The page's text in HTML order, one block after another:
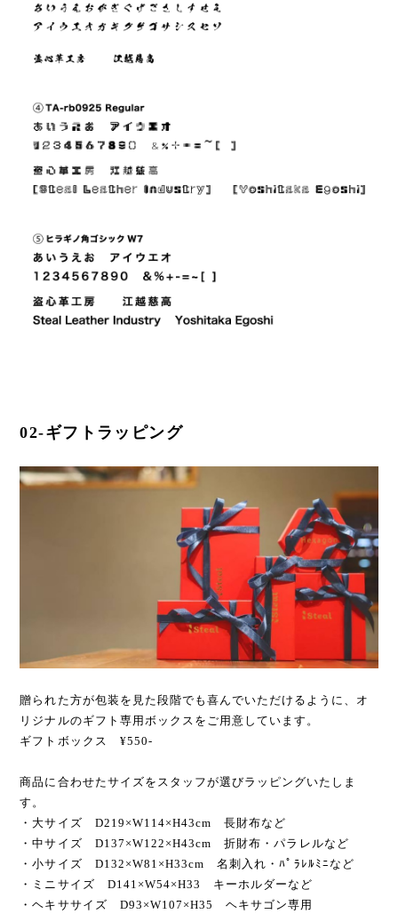
02-ギフトラッピング
贈られた方が包装を見た段階でも喜んでいただけるように、オ
リジナルのギフト専用ボックスをご用意しています。
ギフトボックス ¥550-
商品に合わせたサイズをスタッフが選びラッピングいたしま
す。
・大サイズ D219×W114×H43cm 長財布など
・中サイズ D137×W122×H43cm 折財布・パラレルなど
・小サイズ D132×W81×H33cm 名刺入れ・ﾊﾟﾗﾚﾙﾐﾆなど
・ミニサイズ D141×W54×H33 キーホルダーなど
・ヘキササイズ D93×W107×H35 ヘキサゴン専用